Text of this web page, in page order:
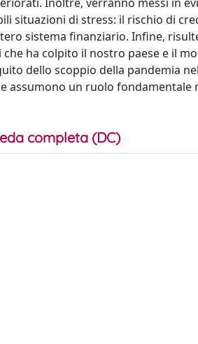
situazioni di stress: il rischio di
sistema finanziario. Infine,
ha colpito il nostro paese e il
dello scoppio della pandemia
assumono un ruolo fondamentale
completa (DC)